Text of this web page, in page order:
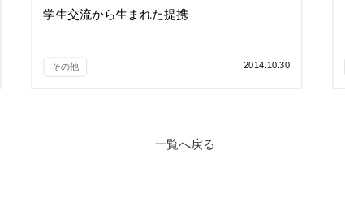
学生交流から生まれた提携
その他 2014.10.30
一覧へ戻る